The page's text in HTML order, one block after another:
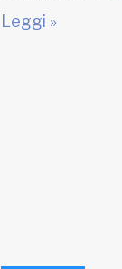
Leggi »